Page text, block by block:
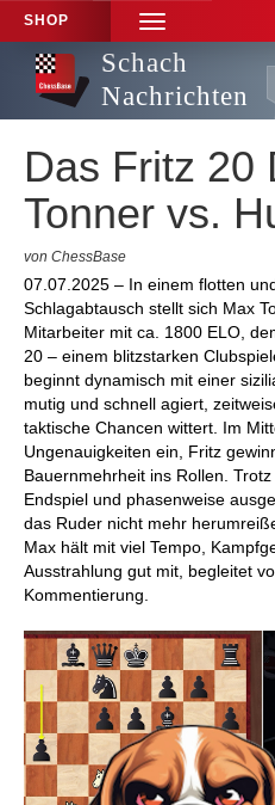
SHOP
TOGGLE
NAVIGATION
Schach
Nachrichten
Das Fritz 20
Tonner vs.
von ChessBase
07.07.2025 – In einem flotten
Schlagabtausch stellt sich Max
Mitarbeiter mit ca. 1800 ELO,
20 – einem blitzstarken
beginnt dynamisch mit einer
mutig und schnell agiert,
taktische Chancen wittert. Im
Ungenauigkeiten ein, Fritz
Bauernmehrheit ins Rollen.
Endspiel und phasenweise
das Ruder nicht mehr
Max hält mit viel Tempo,
Ausstrahlung gut mit, begleitet
Kommentierung.